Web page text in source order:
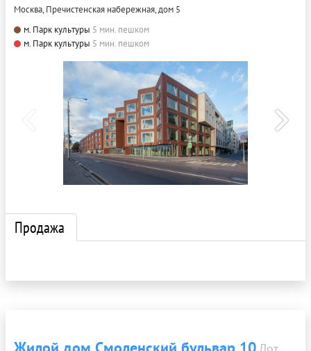
Москва, Пречистенская набережная, дом 5
м. Парк культуры 5 мин. пешком
м. Парк культуры 5 мин. пешком
Продажа